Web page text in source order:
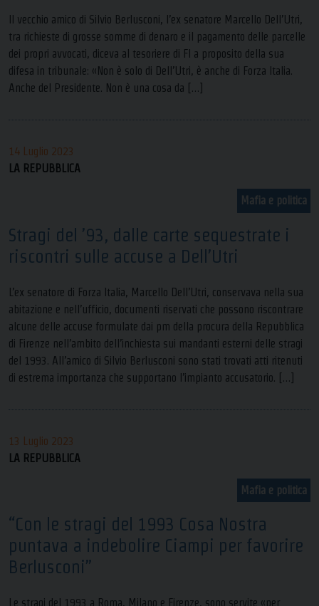
Il vecchio amico di Silvio Berlusconi, l’ex senatore Marcello Dell’Utri,
tra richieste di grosse somme di denaro e il pagamento delle parcelle
dei propri avvocati, diceva al tesoriere di FI a proposito della sua
difesa in tribunale: «Non è solo di Dell’Utri, è anche di Forza Italia.
Anche del Presidente. Non è una cosa da […]
14 Luglio 2023
LA REPUBBLICA
Mafia e politica
Stragi del ’93, dalle carte sequestrate i
riscontri sulle accuse a Dell’Utri
L’ex senatore di Forza Italia, Marcello Dell’Utri, conservava nella sua
abitazione e nell’ufficio, documenti riservati che possono riscontrare
alcune delle accuse formulate dai pm della procura della Repubblica
di Firenze nell’ambito dell’inchiesta sui mandanti esterni delle stragi
del 1993. All’amico di Silvio Berlusconi sono stati trovati atti ritenuti
di estrema importanza che supportano l’impianto accusatorio. […]
13 Luglio 2023
LA REPUBBLICA
Mafia e politica
“Con le stragi del 1993 Cosa Nostra
puntava a indebolire Ciampi per favorire
Berlusconi”
Le stragi del 1993 a Roma, Milano e Firenze, sono servite «per